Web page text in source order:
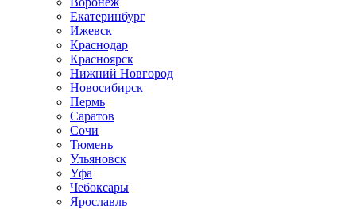
Екатеринбург
Ижевск
Краснодар
Красноярск
Нижний Новгород
Новосибирск
Пермь
Саратов
Сочи
Тюмень
Ульяновск
Уфа
Чебоксары
Ярославль